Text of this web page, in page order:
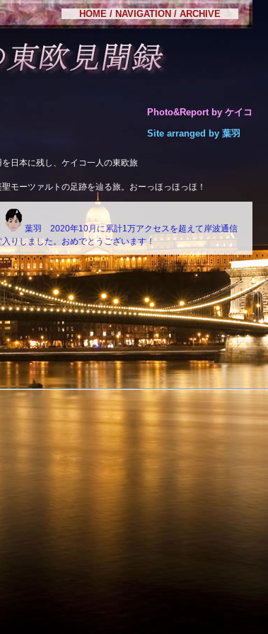
HOME / NAVIGATION / ARCHIVE
Photo&Report by ケイコ
Site arranged by 葉羽
を日本に残し、ケイコ一人の東欧旅
モーツァルトの足跡を辿る旅。 おーっほっほっほ！
葉羽
2020年10月に累計1万アクセスを超えて岸波通信
入りしました。おめでとうございます！